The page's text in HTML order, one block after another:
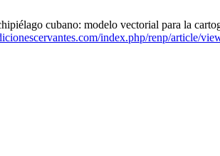
cubano: modelo vectorial para la
index.php/renp/article/